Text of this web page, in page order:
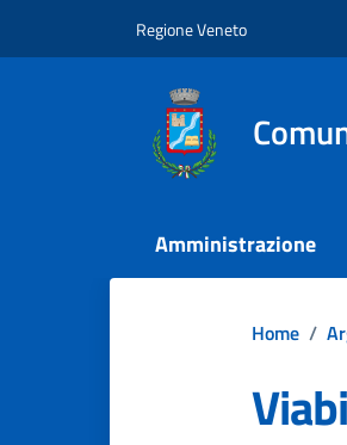
Regione Veneto
Amministrazione
Home /